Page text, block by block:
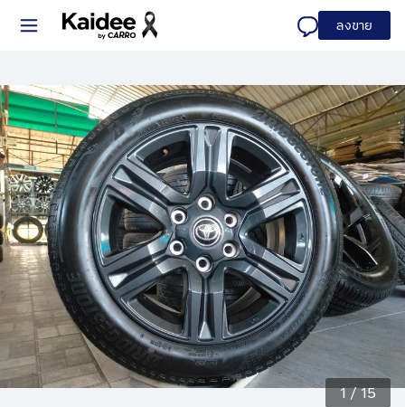
ลงขาย
1/15